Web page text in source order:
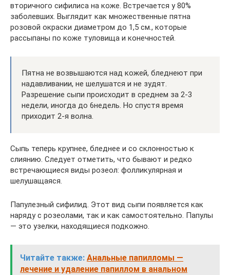
вторичного сифилиса на коже. Встречается у 80%
заболевших. Выглядит как множественные пятна
розовой окраски диаметром до 1,5 см., которые
рассыпаны по коже туловища и конечностей.
Пятна не возвышаются над кожей, бледнеют при
надавливании, не шелушатся и не зудят.
Разрешение сыпи происходит в среднем за 2-3
недели, иногда до 6недель. Но спустя время
приходит 2-я волна.
Сыпь теперь крупнее, бледнее и со склонностью к
слиянию. Следует отметить, что бывают и редко
встречающиеся виды розеол: фолликулярная и
шелушащаяся.
Папулезный сифилид. Этот вид сыпи появляется как
наряду с розеолами, так и как самостоятельно. Папулы
— это узелки, находящиеся подкожно.
Читайте также: Анальные папилломы —
лечение и удаление папиллом в анальном